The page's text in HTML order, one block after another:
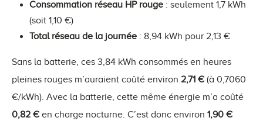
Consommation réseau HP rouge : seulement 1,7 kWh
(soit 1,10 €)
Total réseau de la journée : 8,94 kWh pour 2,13 €
Sans la batterie, ces 3,84 kWh consommés en heures
pleines rouges m’auraient coûté environ 2,71 €(à 0,7060
€/kWh). Avec la batterie, cette même énergie m’a coûté
0,82 €en charge nocturne. C’est donc environ 1,90 €